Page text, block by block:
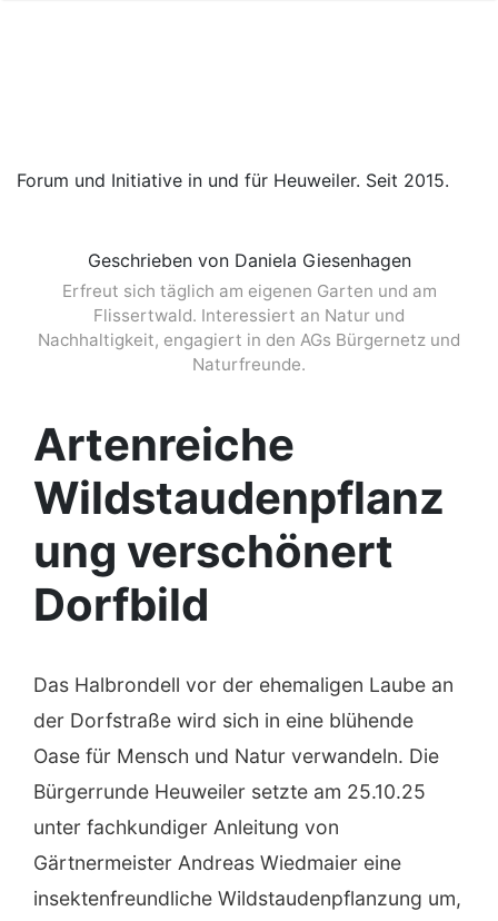
Forum und Initiative in und für Heuweiler. Seit 2015.
Geschrieben von Daniela Giesenhagen
Erfreut sich täglich am eigenen Garten und am
Flissertwald. Interessiert an Natur und
Nachhaltigkeit, engagiert in den AGs Bürgernetz und
Naturfreunde.
Artenreiche
Wildstaudenpflanz
ung verschönert
Dorfbild
Das Halbrondell vor der ehemaligen Laube an
der Dorfstraße wird sich in eine blühende
Oase für Mensch und Natur verwandeln. Die
Bürgerrunde Heuweiler setzte am 25.10.25
unter fachkundiger Anleitung von
Gärtnermeister Andreas Wiedmaier eine
insektenfreundliche Wildstaudenpflanzung um,